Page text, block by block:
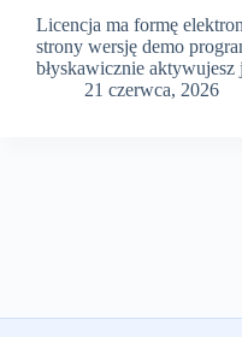
Licencja ma formę
strony wersję demo
błyskawicznie
21 czerwca, 2026